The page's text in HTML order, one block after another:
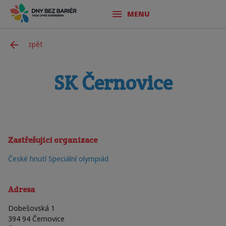
MENU
zpět
SK Černovice
Zastřešující organizace
České hnutí Speciální olympiád
Adresa
Dobešovská 1
394 94 Černovice